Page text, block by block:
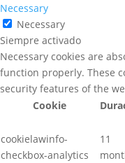
Necessary
Necessary
Siempre activado
Necessary cookies are
function properly. These
security features of the
Cookie
cookielawinfo-
checkbox-analytics
11